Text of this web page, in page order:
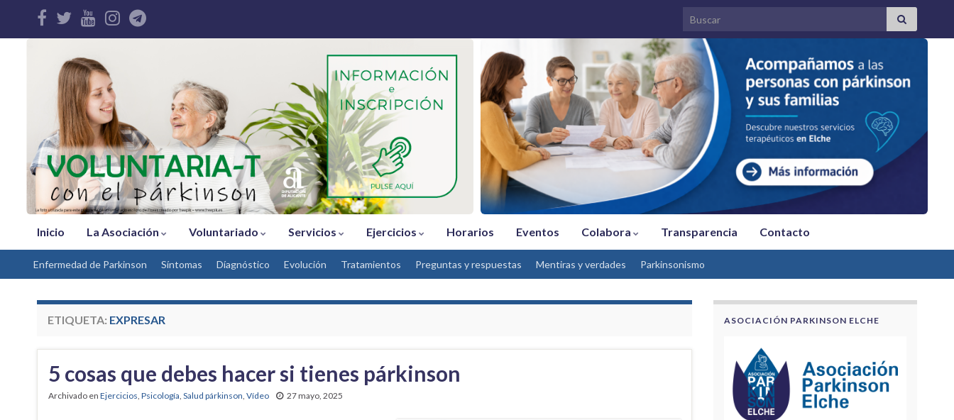
Search for:
Inicio La Asociación Voluntariado Servicios Ejercicios Horarios Eventos Colabora Transparencia Contacto
Enfermedad de Parkinson Síntomas Díagnóstico Evolución Tratamientos Preguntas y respuestas Mentiras y verdades Parkinsonismo
ETIQUETA: EXPRESAR
5 cosas que debes hacer si tienes párkinson
Archivado en Ejercicios, Psicología, Salud párkinson, Vídeo 27 mayo, 2025
ASOCIACIÓN PARKINSON ELCHE